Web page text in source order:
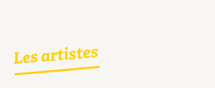
Les artistes